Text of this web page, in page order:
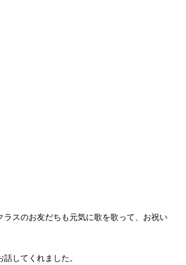
スのお友だちも元気に歌を歌って、お祝い
してくれました。